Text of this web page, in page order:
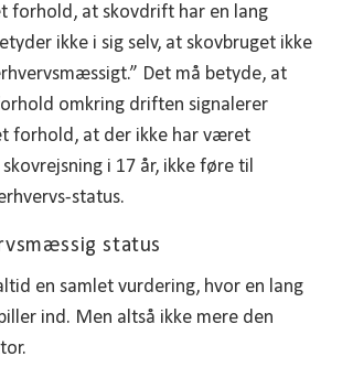
forhold, at skovdrift har en lang
ikke i sig selv, at skovbruget ikke
Det må betyde, at
omkring driften signalerer
forhold, at der ikke har været
i 17 år, ikke føre til
status.
status
en samlet vurdering, hvor en lang
ind. Men altså ikke mere den